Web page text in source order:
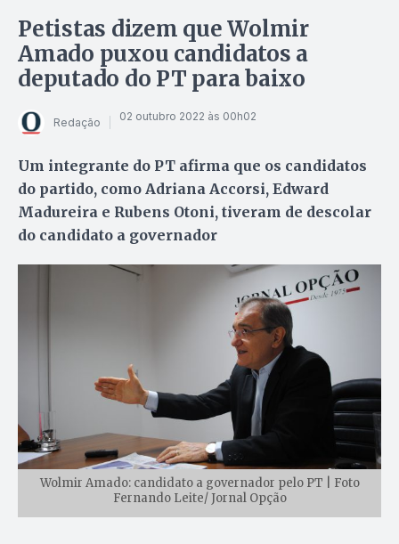
Petistas dizem que Wolmir
Amado puxou candidatos a
deputado do PT para baixo
Redação 02 outubro 2022 às 00h02
Um integrante do PT afirma que os candidatos
do partido, como Adriana Accorsi, Edward
Madureira e Rubens Otoni, tiveram de descolar
do candidato a governador
Wolmir Amado: candidato a governador pelo PT | Foto
Fernando Leite/ Jornal Opção